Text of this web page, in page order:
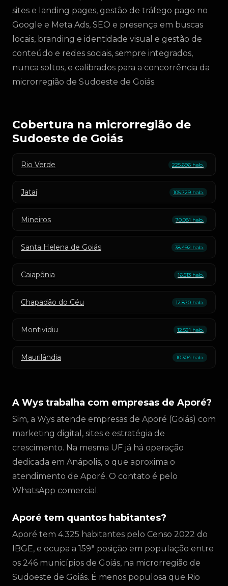
sites e landing pages, gestão de tráfego pago no
Google e Meta Ads, SEO e presença em buscas
locais, branding e identidade visual e gestão de
conteúdo e redes sociais, sempre integrados,
nunca soltos, e calibrados para a concorrência da
microrregião de Sudoeste de Goiás.
Cobertura na microrregião de
Sudoeste de Goiás
Rio Verde 225.696 hab.
Jataí 105.729 hab.
Mineiros 70.081 hab.
Santa Helena de Goiás 38.492 hab.
Caiapônia 16.513 hab.
Chapadão do Céu 12.870 hab.
Montividiu 12.521 hab.
Maurilândia 10.304 hab.
A Wys trabalha com empresas de Aporé?
Sim, a Wys atende empresas de Aporé (Goiás) com
marketing digital, sites e estratégia de
crescimento. Na mesma UF já há operação
dedicada em Anápolis, o que aproxima o
atendimento de Aporé. O contato é pelo
WhatsApp comercial.
Aporé tem quantos habitantes?
Aporé tem 4.325 habitantes pelo Censo 2022 do
IBGE, e ocupa a 159ª posição em população entre
os 246 municípios de Goiás, na microrregião de
Sudoeste de Goiás. É menos populosa que Rio